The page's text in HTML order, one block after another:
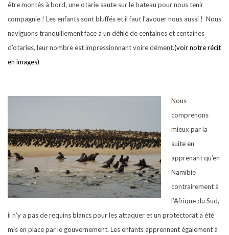
être montés à bord, une otarie saute sur le bateau pour nous tenir
compagnie ! Les enfants sont bluffés et il faut l’avouer nous aussi ! Nous
naviguons tranquillement face à un défilé de centaines et centaines
d’otaries, leur nombre est impressionnant voire dément.(voir notre récit
en images)
Nous
comprenons
mieux par la
suite en
apprenant qu’en
Namibie
contrairement à
l’Afrique du Sud,
il n’y a pas de requins blancs pour les attaquer et un protectorat a été
mis en place par le gouvernement. Les enfants apprennent également à